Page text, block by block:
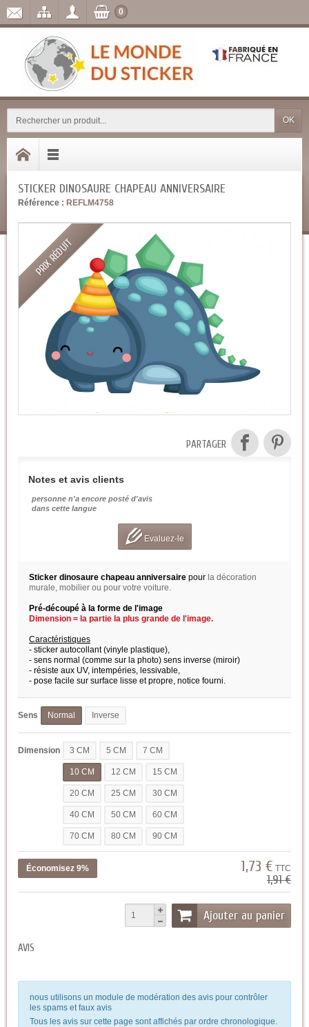
OK
0
STICKER DINOSAURE CHAPEAU ANNIVERSAIRE
Référence : REFLM4758
PRIX RÉDUIT
PARTAGER
Notes et avis clients
personne n'a encore posté d'avis
dans cette langue
Evaluez-le
Sticker dinosaure chapeau anniversaire pour la décoration
murale, mobilier ou pour votre voiture.
Pré-découpé à la forme de l'image
Dimension = la partie la plus grande de l'image.
Caractéristiques
- sticker autocollant (vinyle plastique),
- sens normal (comme sur la photo) sens inverse (miroir)
- résiste aux UV, intempéries, lessivable,
- pose facile sur surface lisse et propre, notice fourni.
Sens Normal Inverse
Dimension 3 CM 5 CM 7 CM
10 CM 12 CM 15 CM
20 CM 25 CM 30 CM
40 CM 50 CM 60 CM
70 CM 80 CM 90 CM
Économisez 9% 1,73 € TTC
1,91 €
Ajouter au panier
AVIS
nous utilisons un module de modération des avis pour contrôler
les spams et faux avis
Tous les avis sur cette page sont affichés par ordre chronologique.